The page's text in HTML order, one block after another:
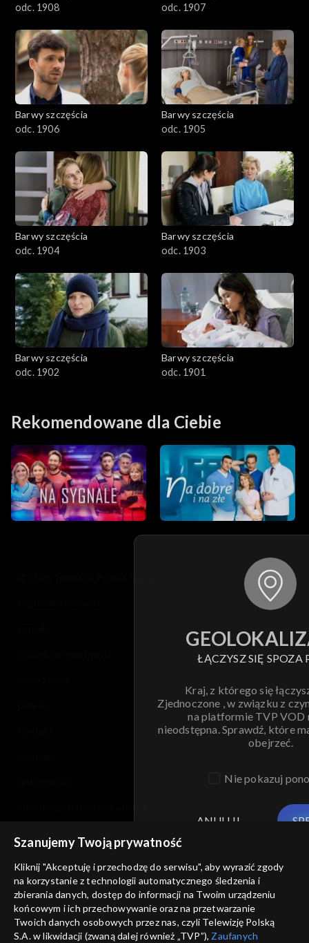
odc. 1908
odc. 1907
Barwy szczęścia
odc. 1906
Barwy szczęścia
odc. 1905
Barwy szczęścia
odc. 1904
Barwy szczęścia
odc. 1903
Barwy szczęścia
odc. 1902
Barwy szczęścia
odc. 1901
Rekomendowane dla Ciebie
ŁĄCZYSZ SIĘ SPOZA
Kraj, z którego się
Zjednoczone , w związku z
na platformie TVP VOD
nieodstępna. Sprawdź, które
obejrzeć.
Nie pokazuj
ANULUJ
Szanujemy Twoją prywatność
Kliknij "Akceptuję i przechodzę do serwisu", aby wyrazić zgody
na korzystanie z technologii automatycznego śledzenia i
zbierania danych, dostęp do informacji na Twoim urządzeniu
końcowym i ich przechowywanie oraz na przetwarzanie
Twoich danych osobowych przez nas, czyli Telewizję Polską
S.A. w likwidacji (zwaną dalej również „TVP”), Zaufanych